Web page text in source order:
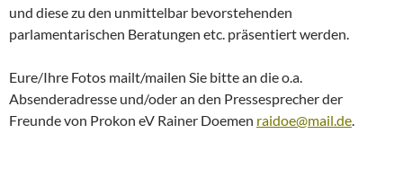
und diese zu den unmittelbar bevorstehenden
parlamentarischen Beratungen etc. präsentiert werden.
Eure/Ihre Fotos mailt/mailen Sie bitte an die o.a.
Absenderadresse und/oder an den Pressesprecher der
Freunde von Prokon eV Rainer Doemen raidoe@mail.de.